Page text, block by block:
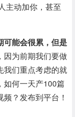
主动加你，甚至
可能会很累，但是
因为前期我们要做
我们重点考虑的就
如何一天产100篇
？发布到平台！